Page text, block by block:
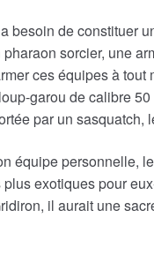
besoin de constituer
sorcier, une
ces équipes à
garou de calibre
par un sasquatch,
équipe personnelle,
exotiques pour
il aurait une